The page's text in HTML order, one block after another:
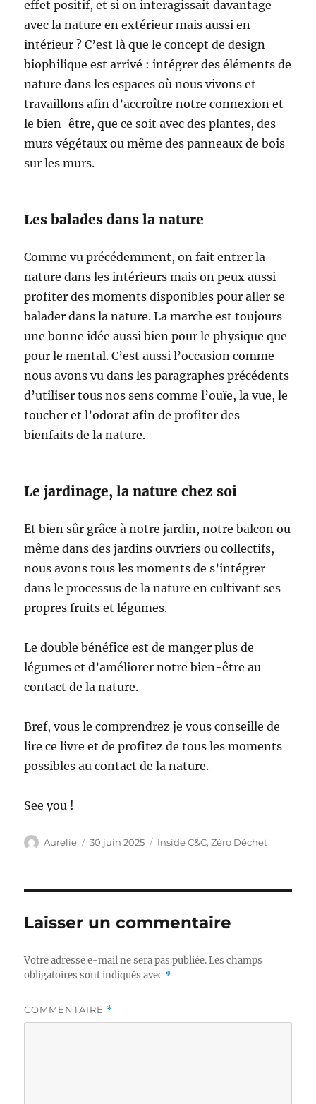
effet positif, et si on interagissait davantage
avec la nature en extérieur mais aussi en
intérieur ? C’est là que le concept de design
biophilique est arrivé : intégrer des éléments de
nature dans les espaces où nous vivons et
travaillons afin d’accroître notre connexion et
le bien-être, que ce soit avec des plantes, des
murs végétaux ou même des panneaux de bois
sur les murs.
Les balades dans la nature
Comme vu précédemment, on fait entrer la
nature dans les intérieurs mais on peux aussi
profiter des moments disponibles pour aller se
balader dans la nature. La marche est toujours
une bonne idée aussi bien pour le physique que
pour le mental. C’est aussi l’occasion comme
nous avons vu dans les paragraphes précédents
d’utiliser tous nos sens comme l’ouïe, la vue, le
toucher et l’odorat afin de profiter des
bienfaits de la nature.
Le jardinage, la nature chez soi
Et bien sûr grâce à notre jardin, notre balcon ou
même dans des jardins ouvriers ou collectifs,
nous avons tous les moments de s’intégrer
dans le processus de la nature en cultivant ses
propres fruits et légumes.
Le double bénéfice est de manger plus de
légumes et d’améliorer notre bien-être au
contact de la nature.
Bref, vous le comprendrez je vous conseille de
lire ce livre et de profitez de tous les moments
possibles au contact de la nature.
See you !
Auteur
Aurelie
Publié
30 juin 2025 Catégories
Inside C&C,Zéro Déchet
Laisser un commentaire
Votre adresse e-mail ne sera pas publiée. Les champs
obligatoires sont indiqués avec *
COMMENTAIRE *